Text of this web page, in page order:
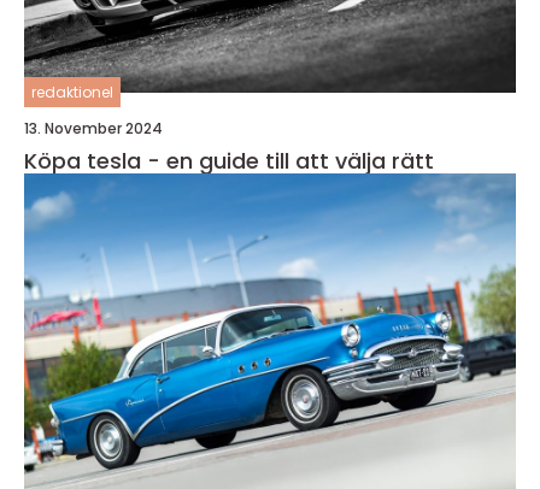
redaktionel
13. November 2024
Köpa tesla - en guide till att välja rätt